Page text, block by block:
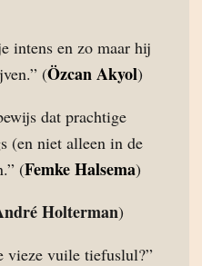
intens en zo maar hij
(Özcan Akyol)
dat prachtige
(en niet alleen in de
(Femke Halsema)
Holterman)
vieze vuile tiefuslul?”